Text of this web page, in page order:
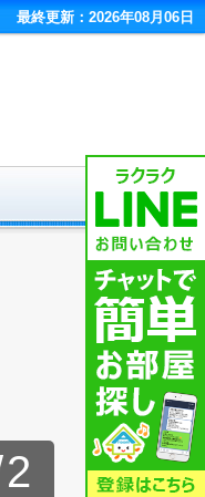
最終更新：2026年08月06日
2